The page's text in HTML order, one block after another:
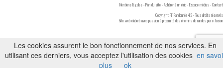
Mentions légales-Plan du site-Adhérer à un club-Espace médias-Contact
Copyright FF Randonnée 43 - Tous droits réservés
Site web élaboré avec passion à proximité des chemins de randos pare-fusion
Les cookies assurent le bon fonctionnement de nos services. En
utilisant ces derniers, vous acceptez l'utilisation des cookies en
plus
ok